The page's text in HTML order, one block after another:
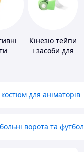
Кінезіо тейпи
і засоби для
для аніматорів
ворота та